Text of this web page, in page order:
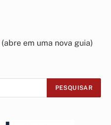
(abre em uma nova guia)